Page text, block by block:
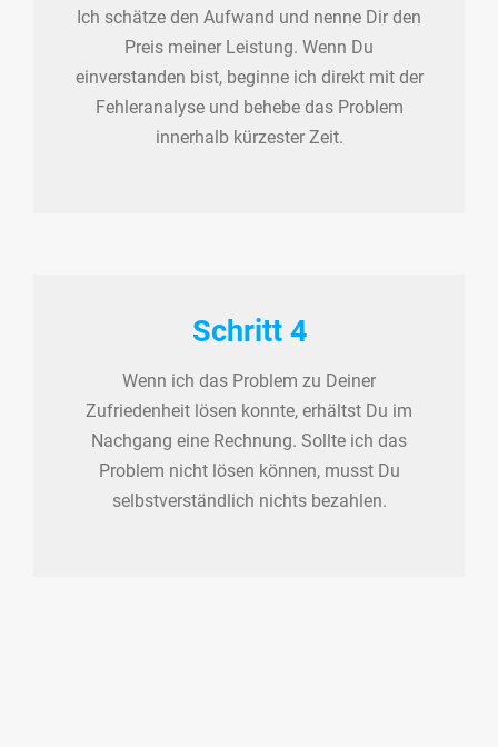
Ich schätze den Aufwand und nenne Dir den
Preis meiner Leistung. Wenn Du
einverstanden bist, beginne ich direkt mit der
Fehleranalyse und behebe das Problem
innerhalb kürzester Zeit.
Schritt 4
Wenn ich das Problem zu Deiner
Zufriedenheit lösen konnte, erhältst Du im
Nachgang eine Rechnung. Sollte ich das
Problem nicht lösen können, musst Du
selbstverständlich nichts bezahlen.